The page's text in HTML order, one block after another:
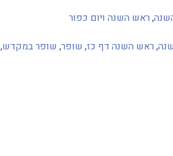
,ראש השנה ויום כפור
,ראש השנה דף כז, שופר, שופר במקדש,